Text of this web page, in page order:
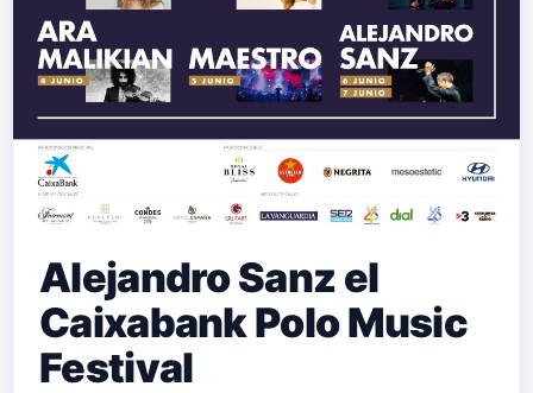
Alejandro Sanz el
Caixabank Polo Music
Festival